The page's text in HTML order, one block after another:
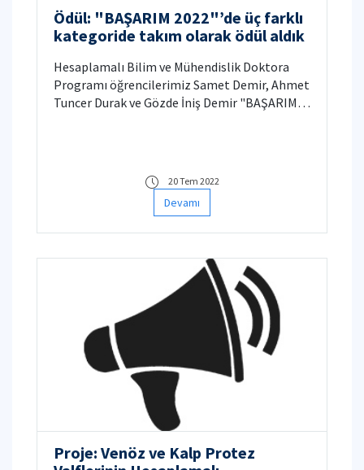
Ödül: "BAŞARIM 2022"’de üç farklı
kategoride takım olarak ödül aldık
Hesaplamalı Bilim ve Mühendislik Doktora
Programı öğrencilerimiz Samet Demir, Ahmet
Tuncer Durak ve Gözde İniş Demir "BAŞARIM
20 Tem 2022
Devamı
Proje: Venöz ve Kalp Protez